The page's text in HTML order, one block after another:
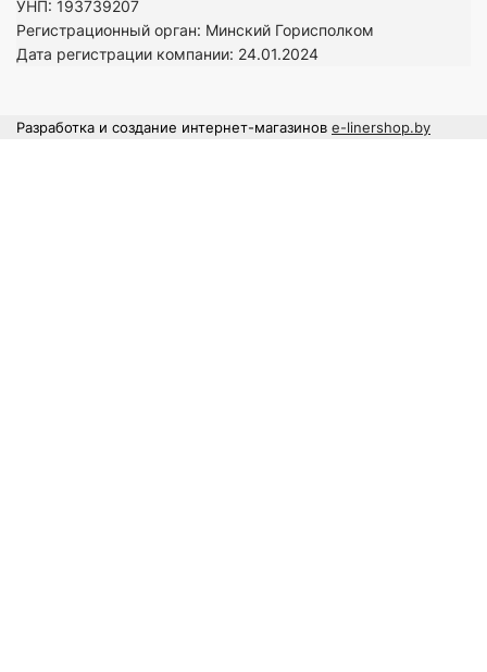
УНП: 193739207
Регистрационный орган: Минский Горисполком
Дата регистрации компании: 24.01.2024
Разработка и создание интернет-магазинов e-linershop.by